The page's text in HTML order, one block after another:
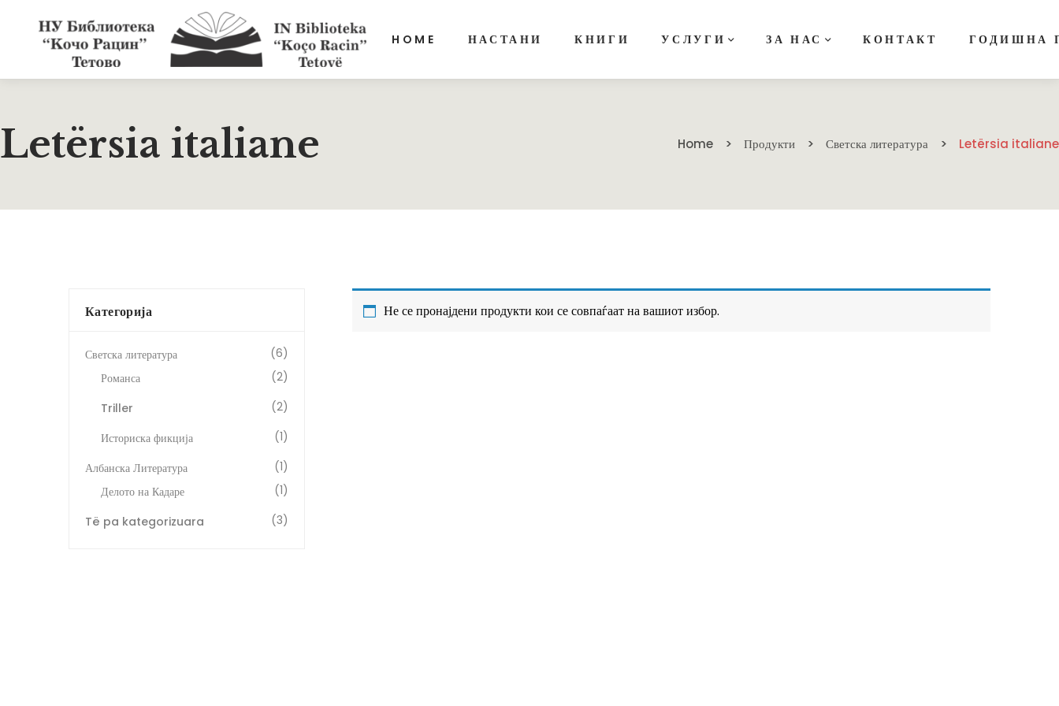
HOME НАСТАНИ КНИГИ УСЛУГИ ЗА НАС КОНТАКТ ГОДИШНА
Letërsia italiane Home Продукти Светска литература Letërsia italiane
Не се пронајдени продукти кои се совпаѓаат на вашиот избор.
Категорија
Светска литература
(6)
Романса
(2)
Triller
(2)
Историска фикција
(1)
Албанска Литература
(1)
Делото на Кадаре
(1)
Të pa kategorizuara
(3)